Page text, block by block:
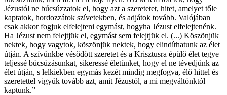
Jézustól ne búcsúzzatok el, hogy azt a szeretetet, hitet, amelyet tőle
kaptatok, hordozzátok szívetekben, és adjátok tovább. Valójában
csak akkor fogjuk elfelejteni egymást, hogyha Jézust elfelejtenénk.
Ha Jézust nem felejtjük el, egymást sem felejtjük el. (...) Köszönjük
nektek, hogy vagytok, köszönjük nektek, hogy elindíthatunk az élet
útján. A szívünkbe vésődött szeretet és a Krisztusra épülő élet tegye
teljessé búcsúzásunkat, sikeressé életünket, hogy el ne tévedjünk az
élet útján, s lelkiekben egymás kezét mindig megfogva, élő hittel és
szeretettel vigyük tovább azt, amit Jézustól, a mi megváltónktól
kaptunk.”